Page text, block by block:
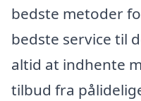
bedste metoder
bedste service til
altid at indhente
tilbud fra